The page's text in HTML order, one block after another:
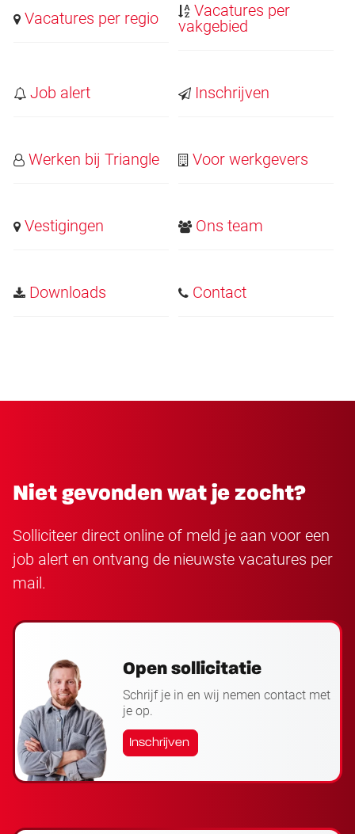
Vacatures per regio
Vacatures per
vakgebied
Job alert Inschrijven
Werken bij Triangle Voor werkgevers
Vestigingen Ons team
Downloads Contact
Niet gevonden wat je zocht?
Solliciteer direct online of meld je aan voor een
job alert en ontvang de nieuwste vacatures per
mail.
Open sollicitatie
Schrijf je in en wij nemen contact met
je op.
Inschrijven